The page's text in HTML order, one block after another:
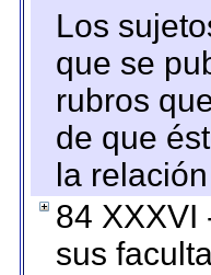
Los
que se
rubros
de que
la
84 XXXVI
sus